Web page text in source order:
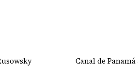
Canal de Panamá